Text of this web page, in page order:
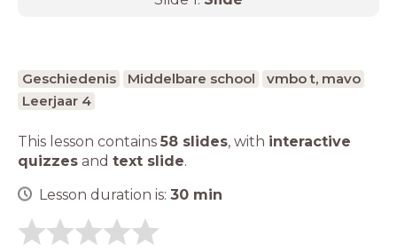
Geschiedenis Middelbare school
vmbo t, mavo
Leerjaar 4
This lesson contains 58 slides, with interactive
quizzes and text slide.
Lesson duration is: 30 min